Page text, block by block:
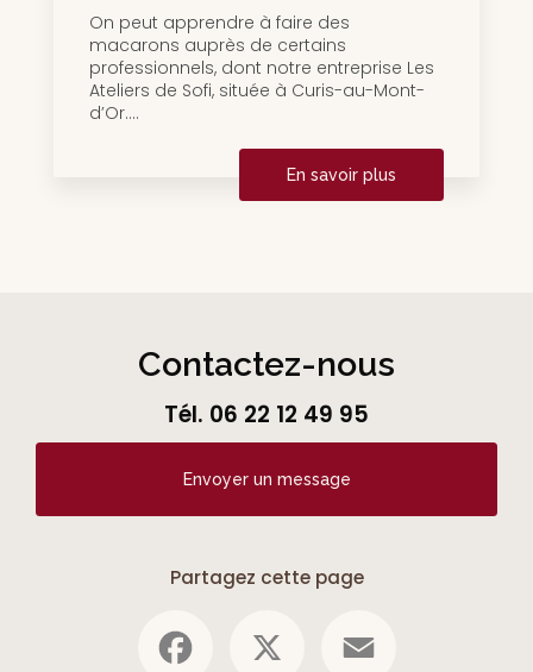
On peut apprendre à faire des
macarons auprès de certains
professionnels, dont notre entreprise Les
Ateliers de Sofi, située à Curis-au-Mont-
d’Or....
En savoir plus
Contactez-nous
Tél. 06 22 12 49 95
Envoyer un message
Partagez cette page